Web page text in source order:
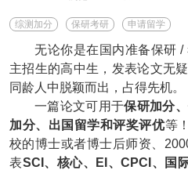
综测加分 保研考研 申请留学
无论你是在国内准备保研
主招生的高中生，发表论文无
同龄人中脱颖而出，占得先机。
一篇论文可用于保研加分
加分、出国留学和评奖评优等
校的博士或者博士后师资、
表SCI、核心、EI、CPCI、国